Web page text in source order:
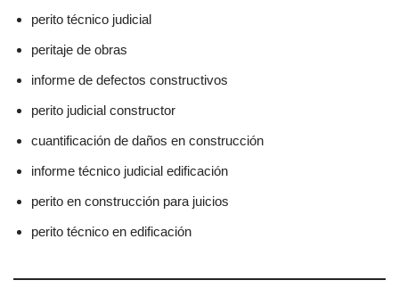
perito técnico judicial
peritaje de obras
informe de defectos constructivos
perito judicial constructor
cuantificación de daños en construcción
informe técnico judicial edificación
perito en construcción para juicios
perito técnico en edificación